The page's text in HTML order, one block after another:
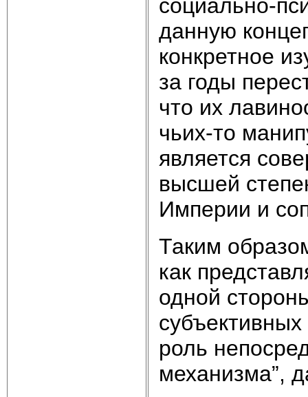
социально-
данную
конкретное
за годы
что их
чьих-то
является
высшей
Империи и
Таким
как
одной
роль
механизма”,